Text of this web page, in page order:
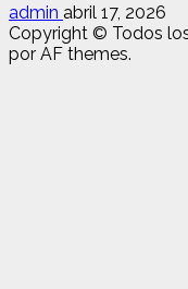
admin abril 17, 2026
Copyright © Todos
por AF themes.